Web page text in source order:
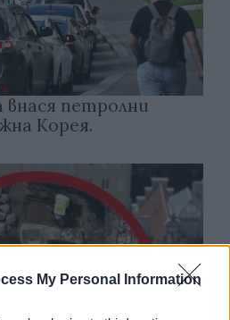
My Personal Information
внася петролни
Корея.